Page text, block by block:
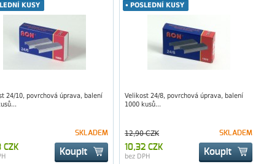
KUSY
KUSY
24/10, povrchová úprava, balení
Koupit
SKLADEM
CZK
POSLEDNÍ KUSY
POSLEDNÍ KUSY
Velikost 24/8, povrchová úprava, balení
1000 kusů...
Koupit
SKLADEM
12,90 CZK
10,32 CZK
bez DPH